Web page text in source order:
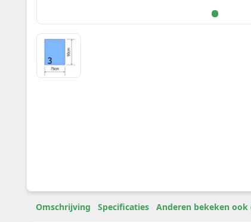
Omschrijving Specificaties Anderen bekeken ook